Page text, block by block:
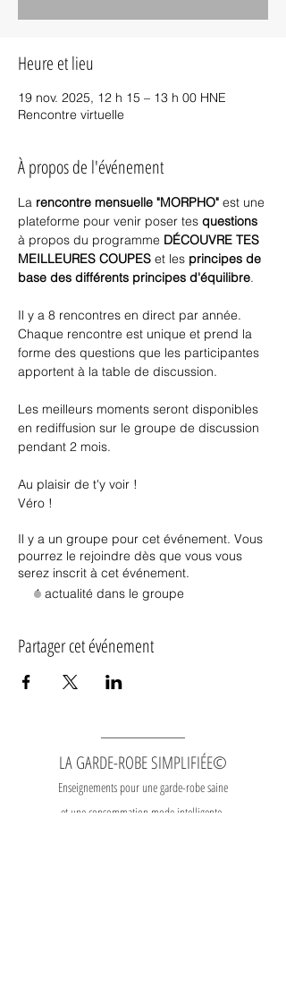
Heure et lieu
19 nov. 2025, 12 h 15 – 13 h 00 HNE
Rencontre virtuelle
À propos de l'événement
La rencontre mensuelle "MORPHO" est une
plateforme pour venir poser tes questions
à propos du programme DÉCOUVRE TES
MEILLEURES COUPES et les principes de
base des différents principes d'équilibre.
Il y a 8 rencontres en direct par année.
Chaque rencontre est unique et prend la
forme des questions que les participantes
apportent à la table de discussion.
Les meilleurs moments seront disponibles
en rediffusion sur le groupe de discussion
pendant 2 mois.
Au plaisir de t'y voir !
Véro !
Il y a un groupe pour cet événement. Vous
pourrez le rejoindre dès que vous vous
serez inscrit à cet événement.
1 actualité dans le groupe
Partager cet événement
LA GARDE-ROBE SIMPLIFIÉE©
Enseignements pour une garde-robe saine
et une consommation mode intelligente.